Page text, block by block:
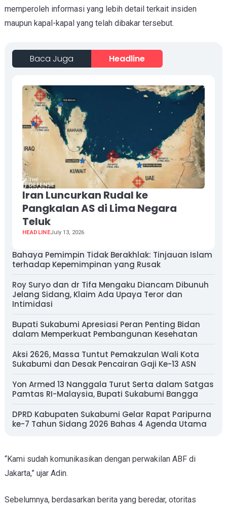
memperoleh informasi yang lebih detail terkait insiden
maupun kapal-kapal yang telah dibakar tersebut.
Baca Juga Headline
Iran Luncurkan Rudal ke
Pangkalan AS di Lima Negara
Teluk
HEADLINEJuly 13, 2026
Bahaya Pemimpin Tidak Berakhlak: Tinjauan Islam
terhadap Kepemimpinan yang Rusak
Roy Suryo dan dr Tifa Mengaku Diancam Dibunuh
Jelang Sidang, Klaim Ada Upaya Teror dan
Intimidasi
Bupati Sukabumi Apresiasi Peran Penting Bidan
dalam Memperkuat Pembangunan Kesehatan
Aksi 2626, Massa Tuntut Pemakzulan Wali Kota
Sukabumi dan Desak Pencairan Gaji Ke-13 ASN
Yon Armed 13 Nanggala Turut Serta dalam Satgas
Pamtas RI-Malaysia, Bupati Sukabumi Bangga
DPRD Kabupaten Sukabumi Gelar Rapat Paripurna
ke-7 Tahun Sidang 2026 Bahas 4 Agenda Utama
“Kami sudah komunikasikan dengan perwakilan ABF di
Jakarta,” ujar Adin.
Sebelumnya, berdasarkan berita yang beredar, otoritas